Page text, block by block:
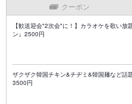
クーポン
【歓送迎会"2次会"に！】カラオケを歌い
ン』2500円
ザクザク韓国チキン&チヂミ&韓国麺など話
3500円